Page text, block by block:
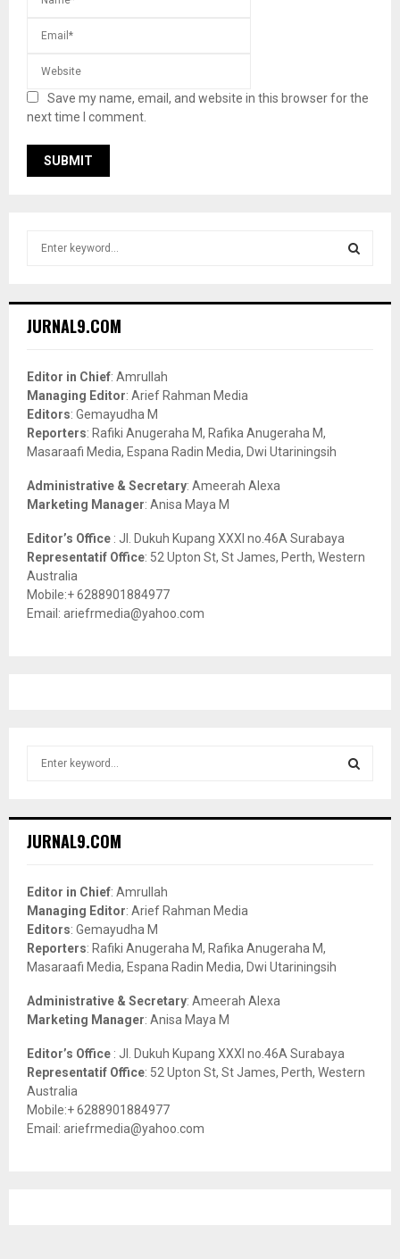
Save my name, email, and website in this browser for the
next time I comment.
h
o
r
:
JURNAL9.COM
Editor in Chief: Amrullah
Managing Editor: Arief Rahman Media
Editors: Gemayudha M
Reporters: Rafiki Anugeraha M, Rafika Anugeraha M,
Masaraafi Media, Espana Radin Media, Dwi Utariningsih
Administrative & Secretary: Ameerah Alexa
Marketing Manager: Anisa Maya M
Editor’s Office : Jl. Dukuh Kupang XXXI no.46A Surabaya
Representatif Office: 52 Upton St, St James, Perth, Western
Australia
Mobile:+ 6288901884977
Email: ariefrmedia@yahoo.com
h
o
r
:
JURNAL9.COM
Editor in Chief: Amrullah
Managing Editor: Arief Rahman Media
Editors: Gemayudha M
Reporters: Rafiki Anugeraha M, Rafika Anugeraha M,
Masaraafi Media, Espana Radin Media, Dwi Utariningsih
Administrative & Secretary: Ameerah Alexa
Marketing Manager: Anisa Maya M
Editor’s Office : Jl. Dukuh Kupang XXXI no.46A Surabaya
Representatif Office: 52 Upton St, St James, Perth, Western
Australia
Mobile:+ 6288901884977
Email: ariefrmedia@yahoo.com